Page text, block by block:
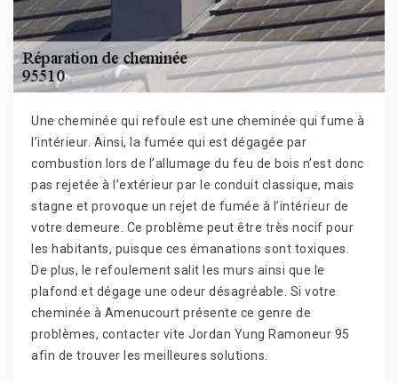
Une cheminée qui refoule est une cheminée qui fume à
l’intérieur. Ainsi, la fumée qui est dégagée par
combustion lors de l’allumage du feu de bois n’est donc
pas rejetée à l’extérieur par le conduit classique, mais
stagne et provoque un rejet de fumée à l’intérieur de
votre demeure. Ce problème peut être très nocif pour
les habitants, puisque ces émanations sont toxiques.
De plus, le refoulement salit les murs ainsi que le
plafond et dégage une odeur désagréable. Si votre
cheminée à Amenucourt présente ce genre de
problèmes, contacter vite Jordan Yung Ramoneur 95
afin de trouver les meilleures solutions.